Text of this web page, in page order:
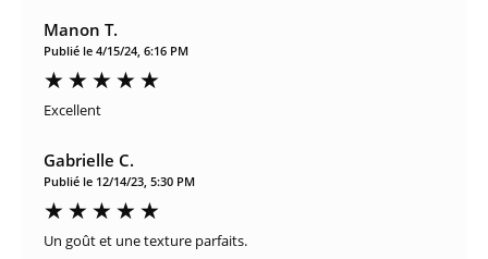
Manon T.
Publié le 4/15/24, 6:16 PM
Excellent
Gabrielle C.
Publié le 12/14/23, 5:30 PM
Un goût et une texture parfaits.